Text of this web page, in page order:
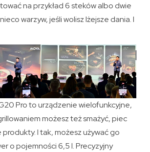
na przykład 6 steków albo dwie
warzyw, jeśli wolisz lżejsze dania. I
Pro to urządzenie wielofunkcyjne,
możesz też smażyć, piec
produkty. I tak, możesz używać go
o pojemności 6,5 l. Precyzyjny